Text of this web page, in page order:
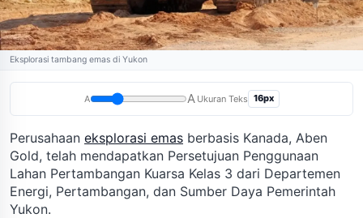
Eksplorasi tambang emas di Yukon
A A Ukuran Teks 16px
Perusahaan eksplorasi emas berbasis Kanada, Aben
Gold, telah mendapatkan Persetujuan Penggunaan
Lahan Pertambangan Kuarsa Kelas 3 dari Departemen
Energi, Pertambangan, dan Sumber Daya Pemerintah
Yukon.